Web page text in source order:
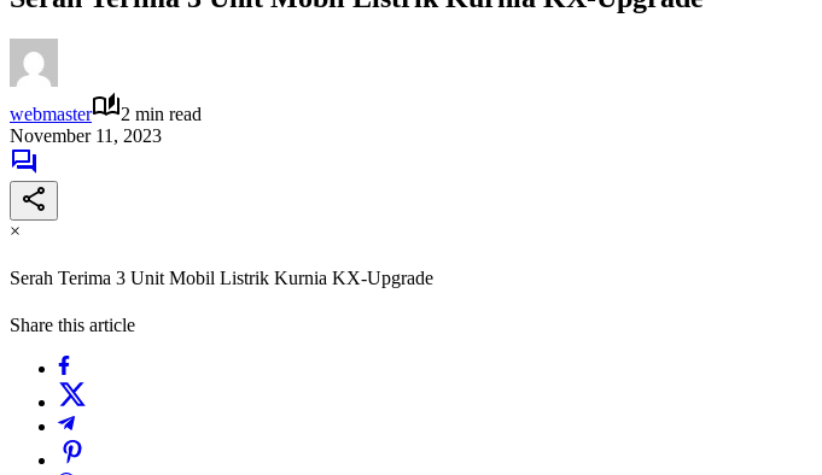
webmaster
2 min read
November 11, 2023
×
Serah Terima 3 Unit Mobil Listrik Kurnia KX-Upgrade
Share this article